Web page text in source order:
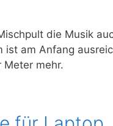
die Musik
ist am Anfang
Meter mehr.